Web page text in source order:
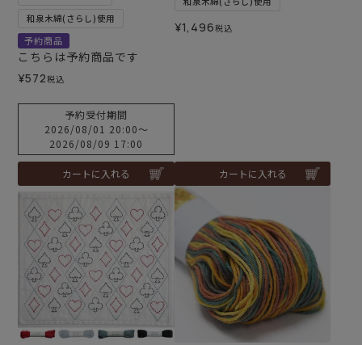
和泉木綿(さらし)使用
予約商品
こちらは予約商品です
¥572税込
予約受付期間
2026/08/01 20:00〜
2026/08/09 17:00
カートに入れる
¥1,496税込
カートに入れる